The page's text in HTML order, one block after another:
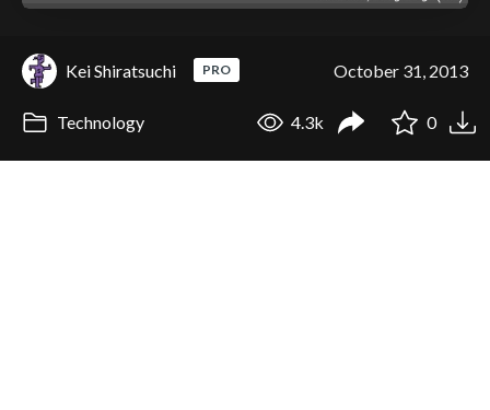
Kei Shiratsuchi PRO October 31, 2013
Technology 4.3k 0